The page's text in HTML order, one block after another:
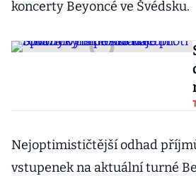
koncerty Beyoncé ve Švédsku.
Nejoptimističtější odhad
vstupenek na aktuální turné